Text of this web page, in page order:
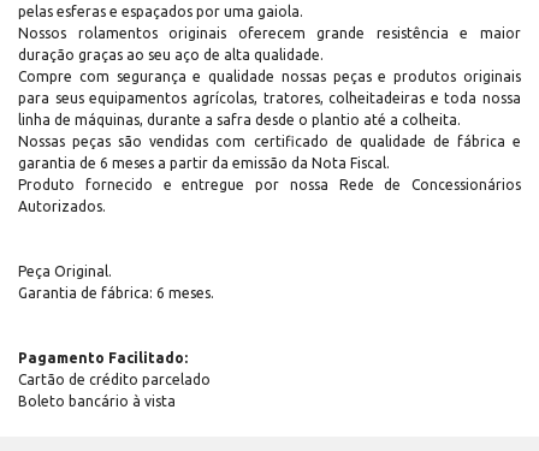
pelas esferas e espaçados por uma gaiola.
Nossos rolamentos originais oferecem grande resistência e maior
duração graças ao seu aço de alta qualidade.
Compre com segurança e qualidade nossas peças e produtos originais
para seus equipamentos agrícolas, tratores, colheitadeiras e toda nossa
linha de máquinas, durante a safra desde o plantio até a colheita.
Nossas peças são vendidas com certificado de qualidade de fábrica e
garantia de 6 meses a partir da emissão da Nota Fiscal.
Produto fornecido e entregue por nossa Rede de Concessionários
Autorizados.
Peça Original.
Garantia de fábrica: 6 meses.
Pagamento Facilitado:
Cartão de crédito parcelado
Boleto bancário à vista